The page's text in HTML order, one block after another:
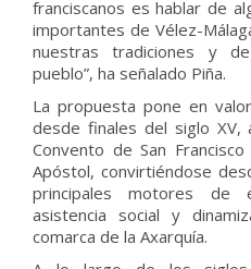
franciscanos es hablar de
importantes de Vélez-
nuestras tradiciones y
pueblo”, ha señalado Piña.
La propuesta pone en
desde finales del siglo XV,
Convento de San
Apóstol, convirtiéndose
principales motores de
asistencia social y
comarca de la Axarquía.